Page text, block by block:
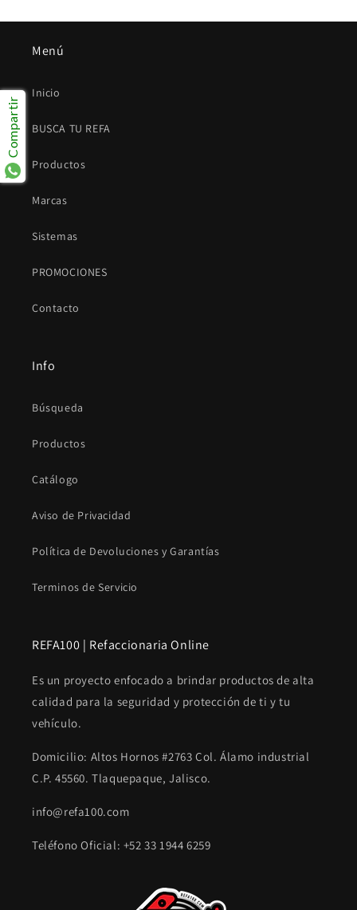
Menú
Inicio
BUSCA TU REFA
Productos
Marcas
Sistemas
PROMOCIONES
Contacto
Info
Búsqueda
Productos
Catálogo
Aviso de Privacidad
Política de Devoluciones y Garantías
Terminos de Servicio
REFA100 | Refaccionaria Online
Es un proyecto enfocado a brindar productos de alta
calidad para la seguridad y protección de ti y tu
vehículo.
Domicilio: Altos Hornos #2763 Col. Álamo industrial
C.P. 45560. Tlaquepaque, Jalisco.
info@refa100.com
Teléfono Oficial: +52 33 1944 6259
Compartir